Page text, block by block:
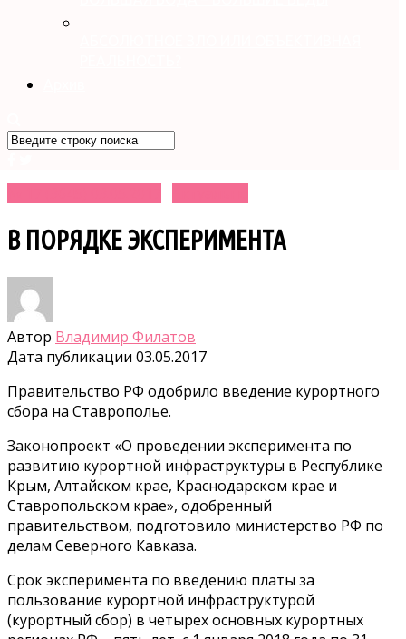
В ПОРЯДКЕ ЭКСПЕРИМЕНТА
Автор Владимир Филатов
Дата публикации 03.05.2017
Правительство РФ одобрило введение курортного
сбора на Ставрополье.
Законопроект «О проведении эксперимента по
развитию курортной инфраструктуры в Республике
Крым, Алтайском крае, Краснодарском крае и
Ставропольском крае», одобренный
правительством, подготовило министерство РФ по
делам Северного Кавказа.
Срок эксперимента по введению платы за
пользование курортной инфраструктурой
(курортный сбор) в четырех основных курортных